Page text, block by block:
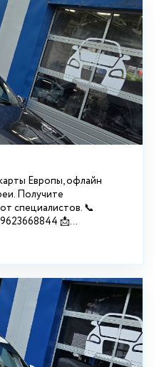
Европы, офлайн
Получите
специалистов. 📞
📩...